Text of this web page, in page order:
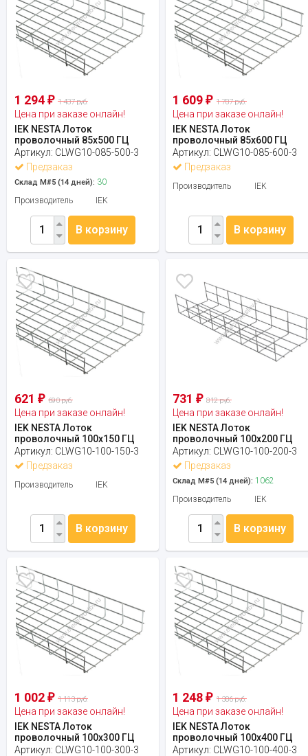
1 294 ₽ 1 437 руб.
Цена при заказе онлайн!
IEK NESTA Лоток
проволочный 85х500 ГЦ
Артикул: CLWG10-085-500-3
Предзаказ
Склад М#5 (14 дней): 30
Производитель
IEK
В корзину
1 609₽ 1 787 руб.
Цена при заказе онлайн!
IEK NESTA Лоток
проволочный 85х600 ГЦ
Артикул: CLWG10-085-600-3
Предзаказ
Производитель IEK
В корзину
621 ₽ 690 руб.
Цена при заказе онлайн!
IEK NESTA Лоток
проволочный 100х150 ГЦ
Артикул: CLWG10-100-150-3
Предзаказ
Производитель IEK
В корзину
731₽ 812 руб.
Цена при заказе онлайн!
IEK NESTA Лоток
проволочный 100х200 ГЦ
Артикул: CLWG10-100-200-3
Предзаказ
Склад М#5 (14 дней): 1062
Производитель
IEK
В корзину
1 002 ₽ 1 113 руб.
Цена при заказе онлайн!
IEK NESTA Лоток
проволочный 100х300 ГЦ
Артикул: CLWG10-100-300-3
1 248₽ 1 386 руб.
Цена при заказе онлайн!
IEK NESTA Лоток
проволочный 100х400 ГЦ
Артикул: CLWG10-100-400-3